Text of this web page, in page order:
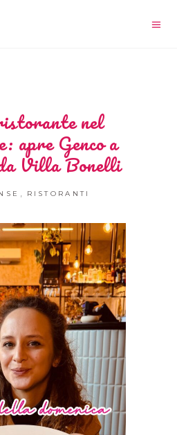
nel
apre Genco a
Villa Bonelli
RISTORANTI